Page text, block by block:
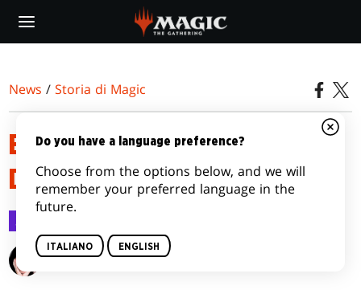
main
News /Storia di Magic
EPISODIO 1: NEL CUORE
DELL’ENCLAVE CELESTE
Storia di Magic
A. T. Greenblatt
Do you have a language preference?
Choose from the options below, and we will
remember your preferred language in the
future.
ITALIANO ENGLISH